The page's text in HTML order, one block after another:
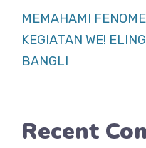
MEMAHAMI
KEGIATAN WE!
BANGLI
Recent